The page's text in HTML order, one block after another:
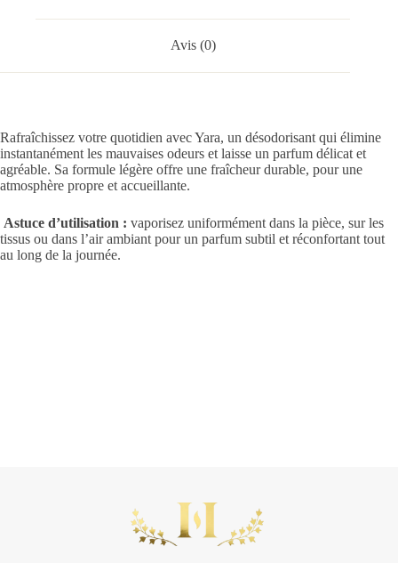
Avis (0)
Rafraîchissez votre quotidien avec Yara, un désodorisant qui élimine
instantanément les mauvaises odeurs et laisse un parfum délicat et
agréable. Sa formule légère offre une fraîcheur durable, pour une
atmosphère propre et accueillante.
Astuce d’utilisation : vaporisez uniformément dans la pièce, sur les
tissus ou dans l’air ambiant pour un parfum subtil et réconfortant tout
au long de la journée.